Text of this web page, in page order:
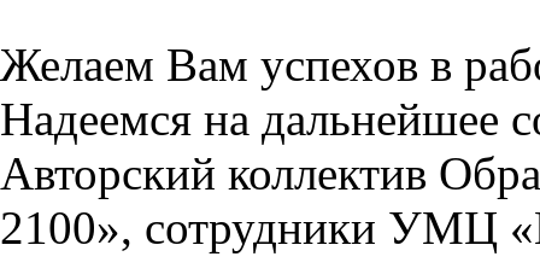
Желаем Вам успехов в
Надеемся на дальнейшее
Авторский коллектив
2100», сотрудники УМЦ